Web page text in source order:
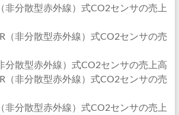
非分散型赤外線）式CO2センサの売上
（非分散型赤外線）式CO2センサの売
分散型赤外線）式CO2センサの売上高
（非分散型赤外線）式CO2センサの売
非分散型赤外線）式CO2センサの売上